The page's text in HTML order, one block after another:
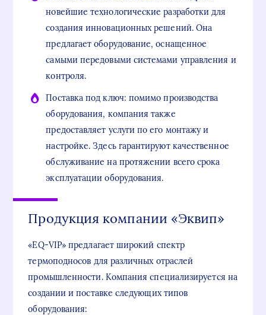
новейшие технологические разработки для
создания инновационных решений. Она
предлагает оборудование, оснащенное
самыми передовыми системами управления и
контроля.
Поставка под ключ: помимо производства
оборудования, компания также
предоставляет услуги по его монтажу и
настройке. Здесь гарантируют качественное
обслуживание на протяжении всего срока
эксплуатации оборудования.
Продукция компании «Эквип»
«EQ-VIP» предлагает широкий спектр
термоподносов для различных отраслей
промышленности. Компания специализируется на
создании и поставке следующих типов
оборудования: